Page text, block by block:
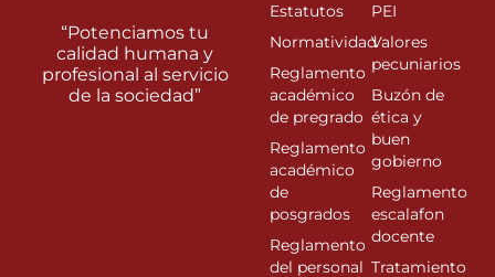
“Potenciamos tu
calidad humana y
profesional al servicio
de la sociedad”
Estatutos
Normatividad
Reglamento
académico
de pregrado
Reglamento
académico
de
posgrados
Reglamento
del personal
PEI
Valores
pecuniarios
Buzón de
ética y
buen
gobierno
Reglamento
escalafon
docente
Tratamiento